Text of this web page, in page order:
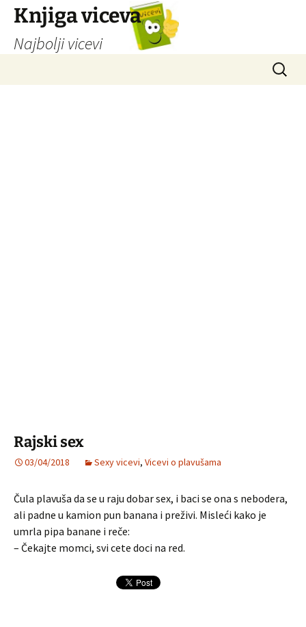
Knjiga viceva
Najbolji vicevi
Rajski sex
03/04/2018 Sexy vicevi, Vicevi o plavušama
Čula plavuša da se u raju dobar sex, i baci se ona s nebodera,
ali padne u kamion pun banana i preživi. Misleći kako je
umrla pipa banane i reče:
– Čekajte momci, svi cete doci na red.